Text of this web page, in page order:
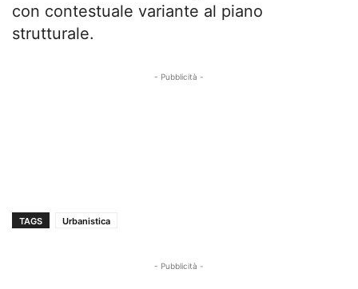
con contestuale variante al piano
strutturale.
- Pubblicità -
TAGS Urbanistica
- Pubblicità -